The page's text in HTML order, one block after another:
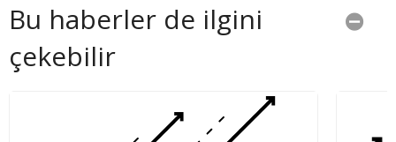
Bu haberler de ilgini
çekebilir